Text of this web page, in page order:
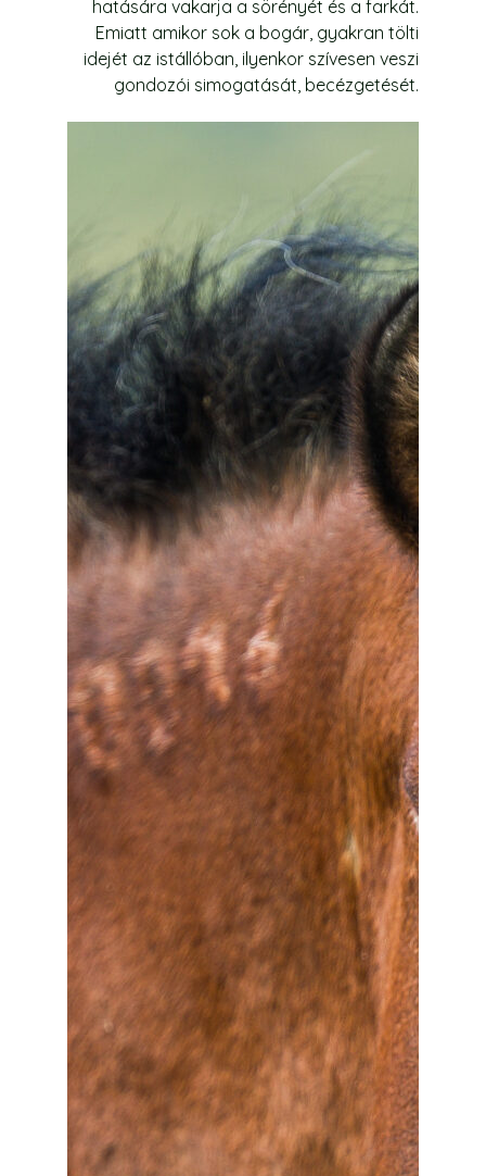
hatására vakarja a sörényét és a farkát.
Emiatt amikor sok a bogár, gyakran tölti
idejét az istállóban, ilyenkor szívesen veszi
gondozói simogatását, becézgetését.